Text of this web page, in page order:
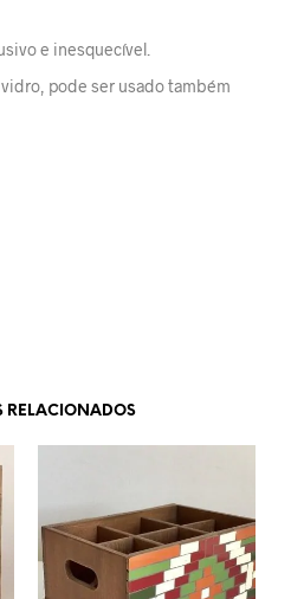
e inesquecível.
pode ser usado também
RELACIONADOS